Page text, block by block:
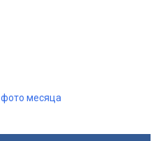
фото месяца